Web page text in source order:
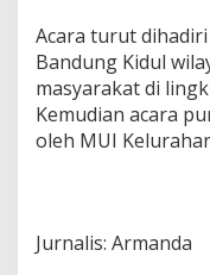
Acara turut
Bandung Kidul
masyarakat di
Kemudian acara
oleh MUI
Jurnalis: Armanda